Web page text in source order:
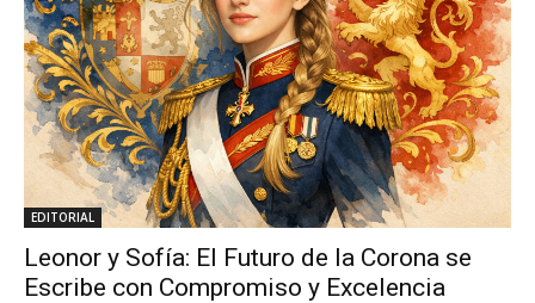
EDITORIAL
Leonor y Sofía: El Futuro de la Corona se
Escribe con Compromiso y Excelencia